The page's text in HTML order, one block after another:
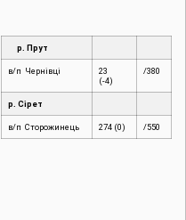
р. Прут
в/п Чернівці
23
(-4)
/380
р. Сірет
в/п Сторожинець 274 (0) /550